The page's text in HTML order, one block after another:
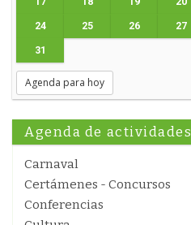
24 25 26 27
31
Agenda para hoy
Agenda de actividades
Carnaval
Certámenes - Concursos
Conferencias